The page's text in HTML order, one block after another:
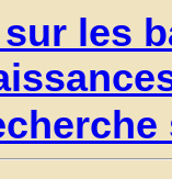
les